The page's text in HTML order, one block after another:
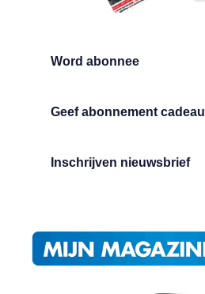
Word abonnee
Geef abonnement cadeau
Inschrijven nieuwsbrief